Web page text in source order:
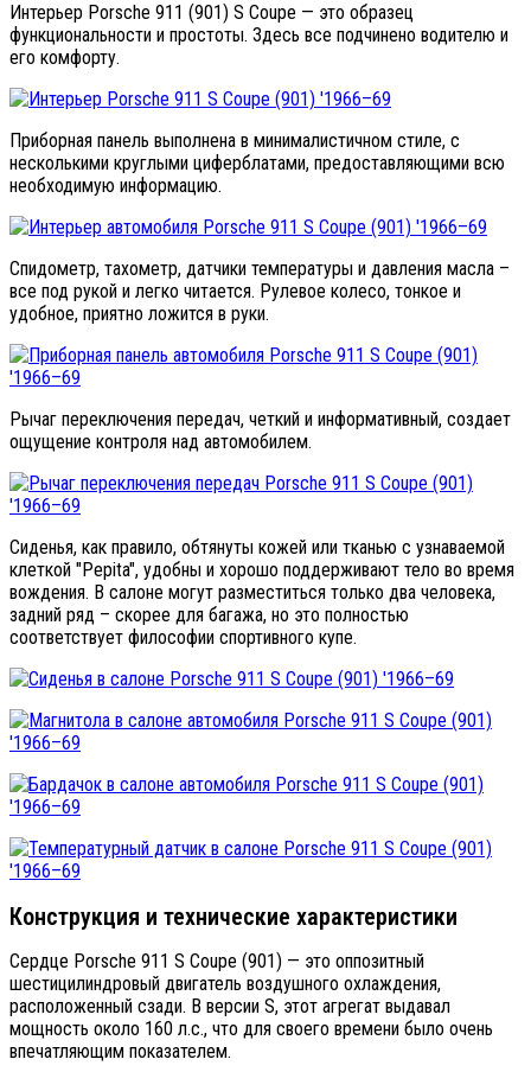
Интерьер Porsche 911 (901) S Coupe — это образец
функциональности и простоты. Здесь все подчинено водителю и
его комфорту.
Приборная панель выполнена в минималистичном стиле, с
несколькими круглыми циферблатами, предоставляющими всю
необходимую информацию.
Спидометр, тахометр, датчики температуры и давления масла –
все под рукой и легко читается. Рулевое колесо, тонкое и
удобное, приятно ложится в руки.
Рычаг переключения передач, четкий и информативный, создает
ощущение контроля над автомобилем.
Сиденья, как правило, обтянуты кожей или тканью с узнаваемой
клеткой "Pepita", удобны и хорошо поддерживают тело во время
вождения. В салоне могут разместиться только два человека,
задний ряд – скорее для багажа, но это полностью
соответствует философии спортивного купе.
Конструкция и технические характеристики
Сердце Porsche 911 S Coupe (901) — это оппозитный
шестицилиндровый двигатель воздушного охлаждения,
расположенный сзади. В версии S, этот агрегат выдавал
мощность около 160 л.с., что для своего времени было очень
впечатляющим показателем.